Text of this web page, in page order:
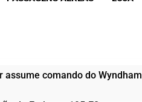
comando do